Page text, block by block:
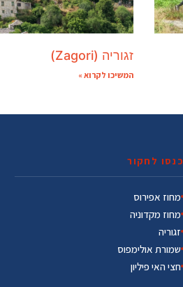
זגוריה (Zagori)
המשיכו לקרוא »
כנסו לחקור
מחוז אפירוס
מחוז מקדוניה
זגוריה
שמורת אולימפוס
חצי האי פיליון